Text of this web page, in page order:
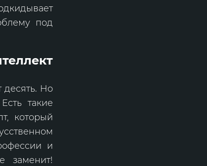
под
десять. Но
такие
который
и
заменит!